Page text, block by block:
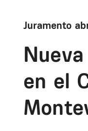
Juramento
en el